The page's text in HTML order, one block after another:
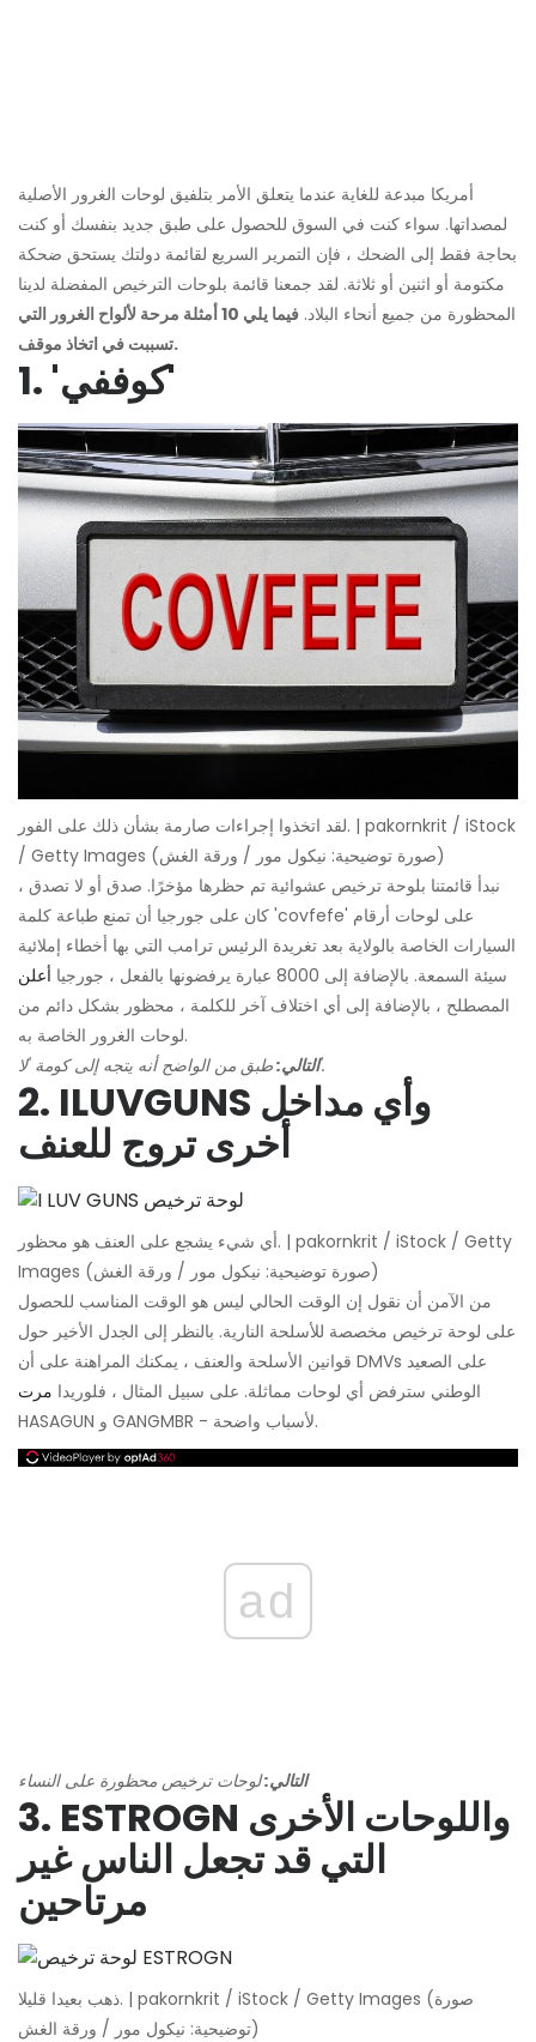
أمريكا مبدعة للغاية عندما يتعلق الأمر بتلفيق لوحات الغرور الأصلية
لمصداتها. سواء كنت في السوق للحصول على طبق جديد بنفسك أو كنت
بحاجة فقط إلى الضحك ، فإن التمرير السريع لقائمة دولتك يستحق ضحكة
مكتومة أو اثنين أو ثلاثة. لقد جمعنا قائمة بلوحات الترخيص المفضلة لدينا
المحظورة من جميع أنحاء البلاد.
فيما يلي 10 أمثلة مرحة لألواح الغرور التي
تسببت في اتخاذ موقف.
1. 'كوففي'
لقد اتخذوا إجراءات صارمة بشأن ذلك على الفور. | pakornkrit / iStock
/ Getty Images (صورة توضيحية: نيكول مور / ورقة الغش)
نبدأ قائمتنا بلوحة ترخيص عشوائية تم حظرها مؤخرًا. صدق أو لا تصدق ،
كان على جورجيا أن تمنع طباعة كلمة 'covfefe' على لوحات أرقام
السيارات الخاصة بالولاية بعد تغريدة الرئيس ترامب التي بها أخطاء إملائية
سيئة السمعة. بالإضافة إلى 8000 عبارة يرفضونها بالفعل ، جورجيا
أعلن
المصطلح ، بالإضافة إلى أي اختلاف آخر للكلمة ، محظور بشكل دائم من
لوحات الغرور الخاصة به.
التالي:طبق من الواضح أنه يتجه إلى كومة 'لا'.
2. ILUVGUNS وأي مداخل
أخرى تروج للعنف
أي شيء يشجع على العنف هو محظور. | pakornkrit / iStock / Getty
Images (صورة توضيحية: نيكول مور / ورقة الغش)
من الآمن أن نقول إن الوقت الحالي ليس هو الوقت المناسب للحصول
على لوحة ترخيص مخصصة للأسلحة النارية. بالنظر إلى الجدل الأخير حول
قوانين الأسلحة والعنف ، يمكنك المراهنة على أن DMVs على الصعيد
الوطني سترفض أي لوحات مماثلة. على سبيل المثال ، فلوريدا مرت
HASAGUN و GANGMBR - لأسباب واضحة.
ad
التالي:لوحات ترخيص محظورة على النساء
3. ESTROGN واللوحات الأخرى
التي قد تجعل الناس غير
مرتاحين
ذهب بعيدا قليلا. | pakornkrit / iStock / Getty Images (صورة
توضيحية: نيكول مور / ورقة الغش)